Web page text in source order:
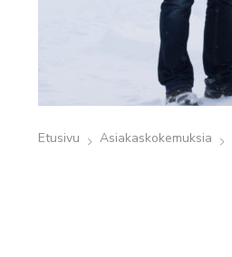
Etusivu Asiakaskokemuksia